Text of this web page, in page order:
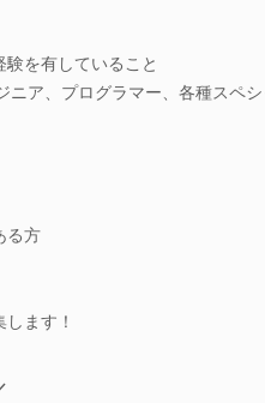
を有していること
ニア、プログラマー、各種スペ
る方
ます！